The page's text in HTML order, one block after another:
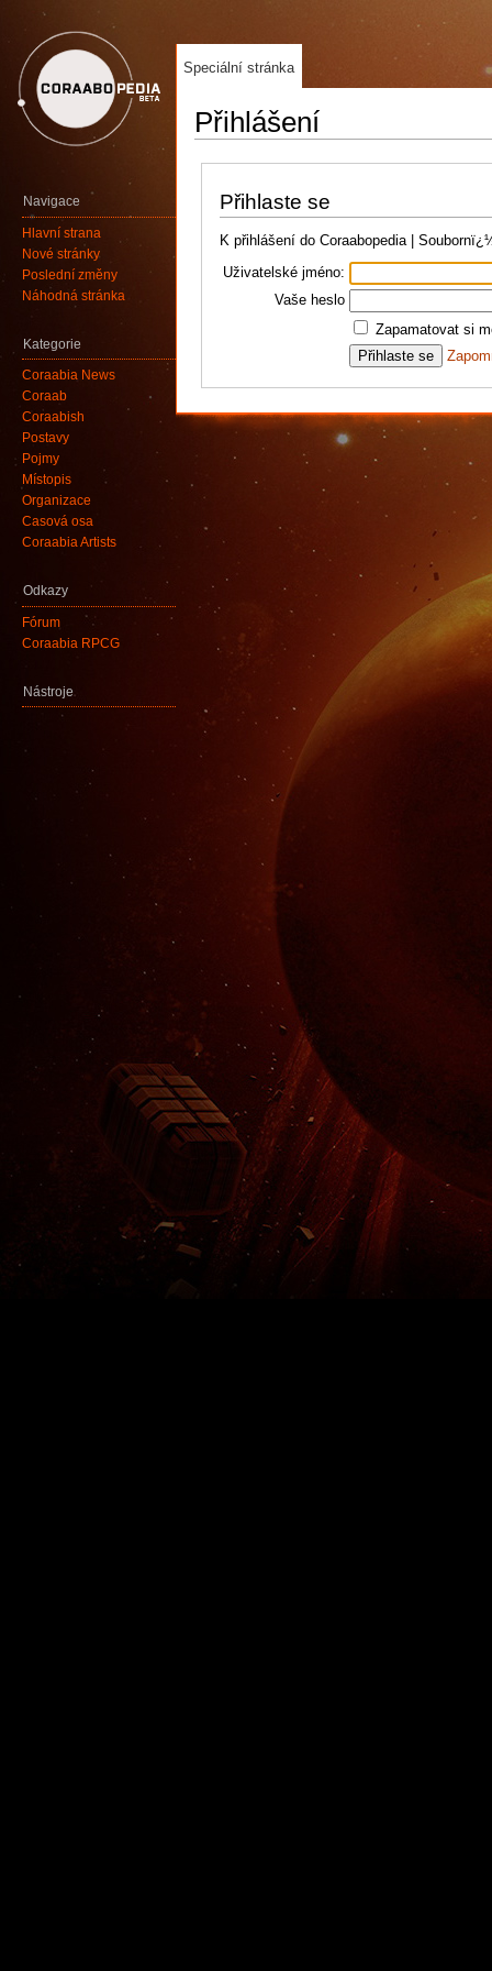
Přihlášení
Přihlaste se
K přihlášení do Coraabopedia |
Uživatelské jméno:
Vaše heslo
Zapamatovat si
Speciální stránka
Navigace
Hlavní strana
Nové stránky
Poslední změny
Náhodná stránka
Kategorie
Coraabia News
Coraab
Coraabish
Postavy
Pojmy
Místopis
Organizace
Časová osa
Coraabia Artists
Odkazy
Fórum
Coraabia RPCG
Nástroje